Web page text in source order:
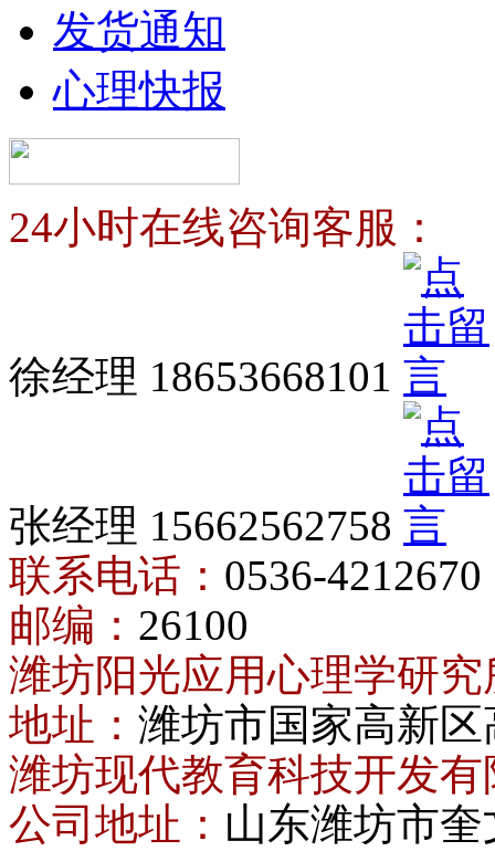
发货通知
心理快报
24小时在线咨询客服：
徐经理 18653668101
张经理 15662562758
联系电话： 0536-4212670
邮编： 26100
潍坊阳光应用心理学研究
地址： 潍坊市国家高新
潍坊现代教育科技开发有
公司地址： 山东潍坊市